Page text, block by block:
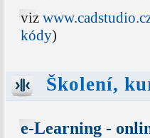
viz
kódy)
Školení,
e-Learning -